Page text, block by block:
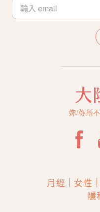
妳/你所
月經 女性
隱